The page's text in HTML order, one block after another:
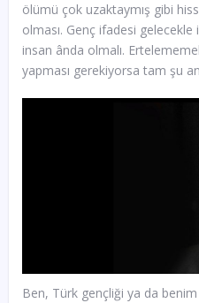
ölümü çok uzaktaymış gibi
olması. Genç ifadesi
insan ânda olmalı.
yapması gerekiyorsa tam şu
Ben, Türk gençliği ya da